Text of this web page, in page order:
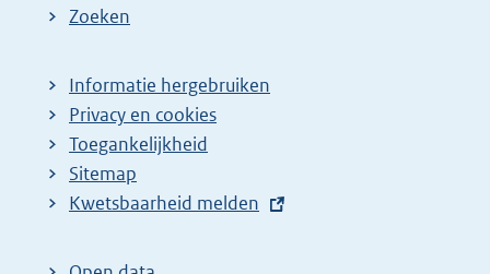
Zoeken
Informatie hergebruiken
Privacy en cookies
Toegankelijkheid
Sitemap
E
t
Kwetsbaarheid melden